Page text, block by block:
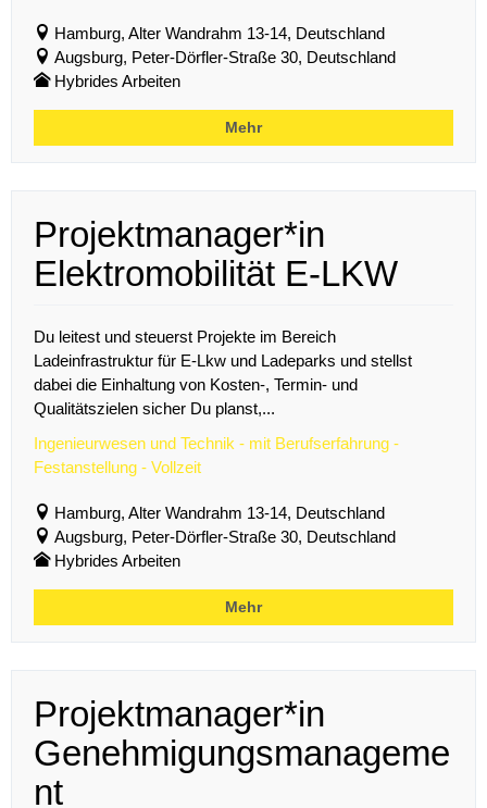
Hamburg, Alter Wandrahm 13-14, Deutschland
Augsburg, Peter-Dörfler-Straße 30, Deutschland
Hybrides Arbeiten
Mehr
Projektmanager*in
Elektromobilität E-LKW
Du leitest und steuerst Projekte im Bereich
Ladeinfrastruktur für E-Lkw und Ladeparks und stellst
dabei die Einhaltung von Kosten-, Termin- und
Qualitätszielen sicher Du planst,...
Ingenieurwesen und Technik - mit Berufserfahrung -
Festanstellung - Vollzeit
Hamburg, Alter Wandrahm 13-14, Deutschland
Augsburg, Peter-Dörfler-Straße 30, Deutschland
Hybrides Arbeiten
Mehr
Projektmanager*in
Genehmigungsmanageme
nt